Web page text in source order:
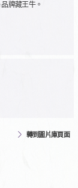
牌藏王牛。
轉到圖片庫頁面